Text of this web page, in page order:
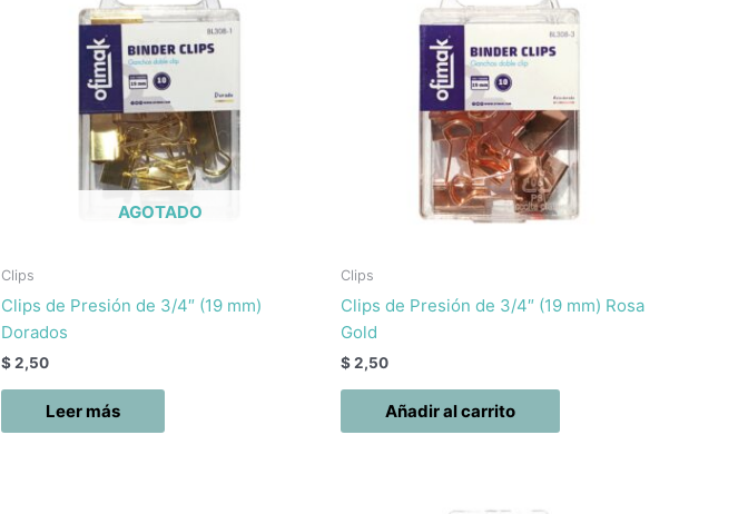
AGOTADO
Clips
Clips de Presión de 3/4″ (19 mm)
Dorados
$2,50
Leer más
Clips
Clips de Presión de 3/4″ (19 mm) Rosa
Gold
$2,50
Añadir al carrito